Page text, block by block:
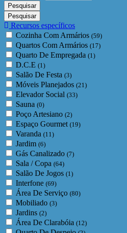
Recursos específicos
Cozinha Com Armários (59)
Quartos Com Armários (17)
Quarto De Empregada (1)
D.C.E (1)
Salão De Festa (3)
Móveis Planejados (21)
Elevador Social (33)
Sauna (0)
Poço Artesiano (2)
Espaço Gourmet (19)
Varanda (11)
Jardim (6)
Gás Canalizado (7)
Sala / Copa (64)
Salão De Jogos (1)
Interfone (69)
Área De Serviço (80)
Mobiliado (3)
Jardins (2)
Área De Clarabóia (12)